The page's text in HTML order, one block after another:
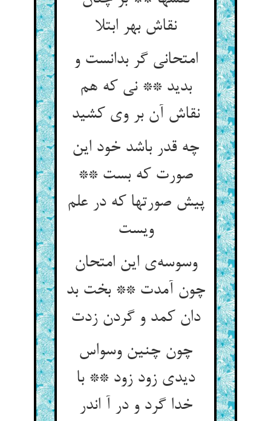
نقاش بهر ابتلا
امتحانی گر بدانست و
بدید ** نی که هم
نقاش آن بر وی کشید
چه قدر باشد خود این
صورت که بست **
پیش صورتها که در علم
ویست
وسوسه‌ی این امتحان
چون آمدت ** بخت بد
دان کمد و گردن زدت
چون چنین وسواس
دیدی زود زود ** با
خدا گرد و در آ اندر